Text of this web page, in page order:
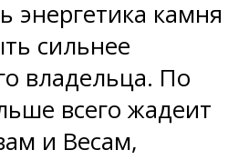
энергетика камня
сильнее
владельца. По
всего жадеит
и Весам,